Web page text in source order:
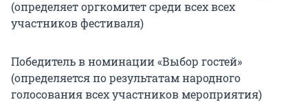
(определяет оргкомитет среди всех всех
участников фестиваля)
Победитель в номинации «Выбор гостей»
(определяется по результатам народного
голосования всех участников мероприятия)